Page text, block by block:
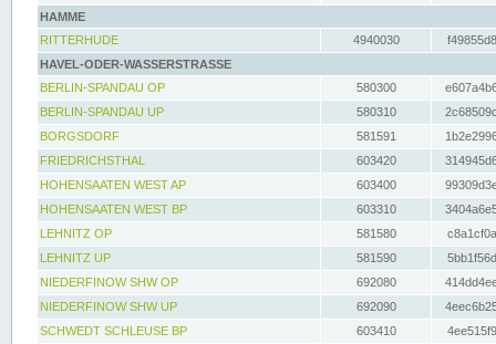
HAMME
RITTERHUDE
4940030
HAVEL-ODER-WASSERSTRASSE
BERLIN-SPANDAU OP
580300
BERLIN-SPANDAU UP
580310
BORGSDORF
581591
FRIEDRICHSTHAL
603420
HOHENSAATEN WEST AP
603400
HOHENSAATEN WEST BP
603310
LEHNITZ OP
581580
LEHNITZ UP
581590
NIEDERFINOW SHW OP
692080
NIEDERFINOW SHW UP
692090
SCHWEDT SCHLEUSE BP
603410